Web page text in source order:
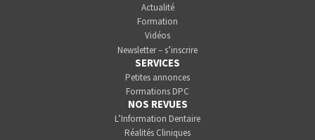
Actualité
Formation
Vidéos
Newsletter – s’inscrire
SERVICES
Petites annonces
Formations DPC
NOS REVUES
L’Information Dentaire
Réalités Cliniques